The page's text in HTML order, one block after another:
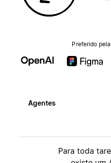
Preferido
Agentes
Para toda